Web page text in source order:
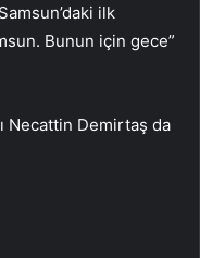
ilk
Bunun için gece”
Necattin Demirtaş da